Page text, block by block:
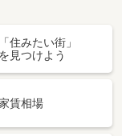
「住みたい街」
を見つけよう
賃相場